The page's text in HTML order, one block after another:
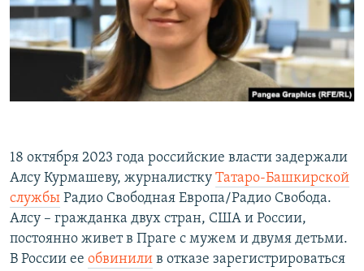
РАСПИСАНИЕ ВЕЩАНИЯ
ПОДПИШИТЕСЬ НА РАССЫЛКУ
СОЦИАЛЬНЫЕ СЕТИ
Все сайты РСЕ/РС
18 октября 2023 года российские власти задержали
Алсу Курмашеву, журналистку Татаро-Башкирской
службы Радио Свободная Европа/Радио Свобода.
Алсу – гражданка двух стран, США и России,
постоянно живет в Праге с мужем и двумя детьми.
В России ее обвинили в отказе зарегистрироваться